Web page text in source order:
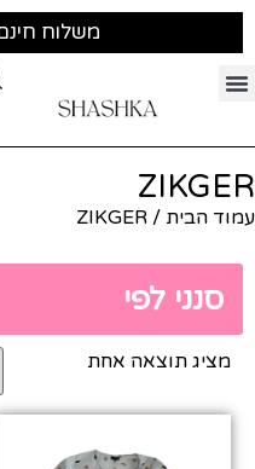
משלוח חינם מעל
ZIKGER
עמוד הבית / ZIKGER
סנני לפי
מציג תוצאה אחת